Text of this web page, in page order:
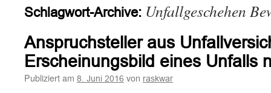
springen
Schlagwort-Archive: Unfallgeschehen
Anspruchsteller aus
Erscheinungsbild eines Unfalls
Publiziert am 8. Juni 2016 von raskwar